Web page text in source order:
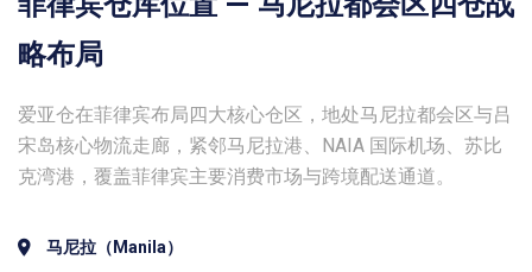
略布局
爱亚仓在菲律宾布局四大核心仓区，地处马尼拉都会区与吕
宋岛核心物流走廊，紧邻马尼拉港、NAIA 国际机场、苏比
克湾港，覆盖菲律宾主要消费市场与跨境配送通道。
马尼拉（Manila）